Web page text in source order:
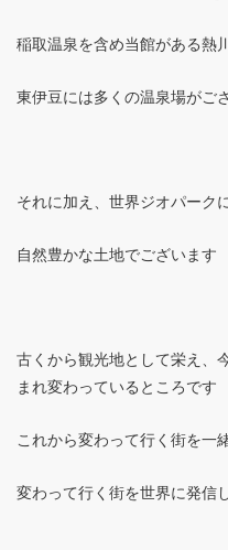
稲取温泉を含め当館がある熱
東伊豆には多くの温泉場がご
それに加え、世界ジオパーク
自然豊かな土地でございます
古くから観光地として栄え、
まれ変わっているところです
これから変わって行く街を一
変わって行く街を世界に発信